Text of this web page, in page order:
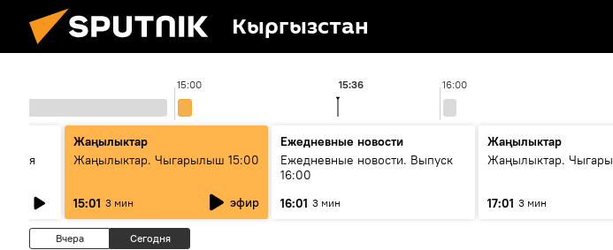
Кыргызстан
15:00 16:00
15:36
Жаңылыктар
Жаңылыктар. Чыгарылыш 15:00
15:01 3 мин эфир
Ежедневные новости
Ежедневные новости. Выпуск
16:00
16:01 3 мин
Жаңылыктар
Жаңылыктар.
17:01 3 мин
Вчера Сегодня